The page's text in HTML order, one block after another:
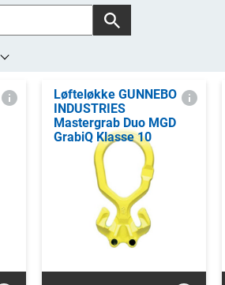
Løfteløkke GUNNEBO
INDUSTRIES
Mastergrab Duo MGD
GrabiQ Klasse 10